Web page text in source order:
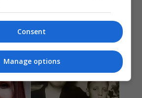
Consent
Manage options